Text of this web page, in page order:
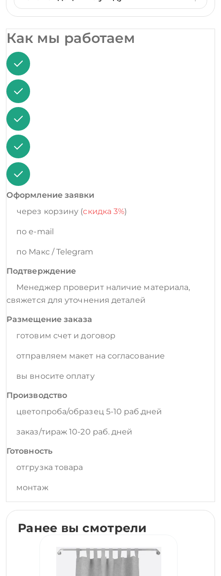
Как мы работаем
Оформление заявки
через корзину (скидка 3%)
по e-mail
по Макс / Telegram
Подтверждение
Менеджер проверит наличие материала,
свяжется для уточнения деталей
Размещение заказа
готовим счет и договор
отправляем макет на согласование
вы вносите оплату
Производство
цветопроба/образец 5-10 раб.дней
заказ/тираж 10-20 раб. дней
Готовность
отгрузка товара
монтаж
Ранее вы смотрели